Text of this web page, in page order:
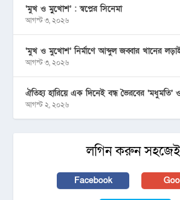
‘মুখ ও মু্খোশ’ : স্বপ্নের সিনেমা
আগস্ট ৩, ২০২৬
‘মুখ ও মুখোশ’ নির্মাণে আব্দুল জব্বার খানের
আগস্ট ৩, ২০২৬
ঐতিহ্য হারিয়ে এক দিনেই বন্ধ ভৈরবের ‘মধুমতি’
আগস্ট ২, ২০২৬
লগিন করুন
Facebook